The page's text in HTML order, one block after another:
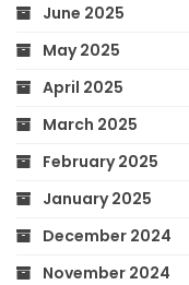
June 2025
May 2025
April 2025
March 2025
February 2025
January 2025
December 2024
November 2024